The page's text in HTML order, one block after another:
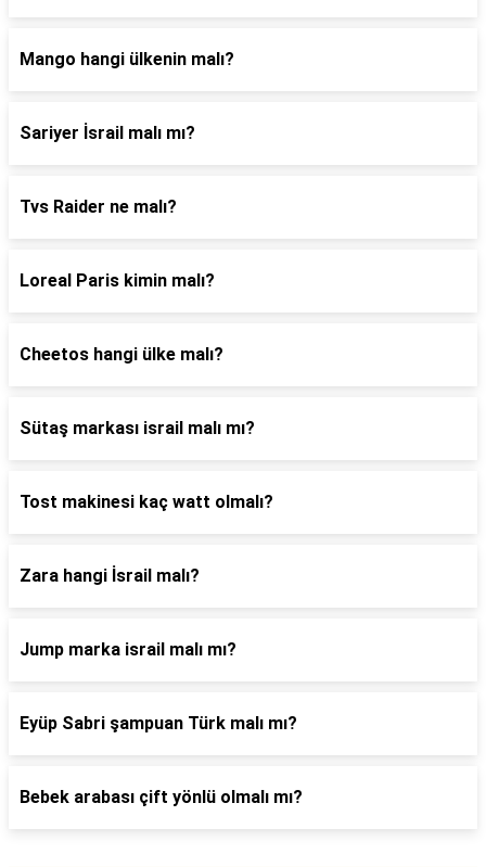
Mango hangi ülkenin malı?
Sariyer İsrail malı mı?
Tvs Raider ne malı?
Loreal Paris kimin malı?
Cheetos hangi ülke malı?
Sütaş markası israil malı mı?
Tost makinesi kaç watt olmalı?
Zara hangi İsrail malı?
Jump marka israil malı mı?
Eyüp Sabri şampuan Türk malı mı?
Bebek arabası çift yönlü olmalı mı?